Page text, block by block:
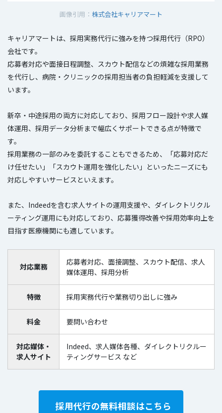
画像引用： 株式会社キャリアマート
キャリアマートは、採用実務代行に強みを持つ採用代行（RPO）
会社です。
応募者対応や面接日程調整、スカウト配信などの煩雑な採用業務
を代行し、病院・クリニックの採用担当者の負担軽減を支援して
います。
新卒・中途採用の両方に対応しており、採用フロー設計や求人媒
体運用、採用データ分析まで幅広くサポートできる点が特徴で
す。
採用業務の一部のみを委託することもできるため、「応募対応だ
け任せたい」「スカウト運用を強化したい」といったニーズにも
対応しやすいサービスといえます。
また、Indeedを含む求人サイトの運用支援や、ダイレクトリクル
ーティング運用にも対応しており、応募獲得改善や採用効率向上を
目指す医療機関にも適しています。
対応業務
応募者対応、面接調整、スカウト配信、求人
媒体運用、採用分析
特徴 採用実務代行や業務切り出しに強み
料金 要問い合わせ
対応媒体・
求人サイト
Indeed、求人媒体各種、ダイレクトリクルー
ティングサービス など
採用代行の無料相談はこちら